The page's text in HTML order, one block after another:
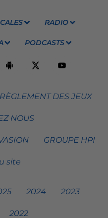
RADIO
PODCASTS
RÈGLEMENT DES JEUX
NOUS
GROUPE HPI
site
2024 2023
2022